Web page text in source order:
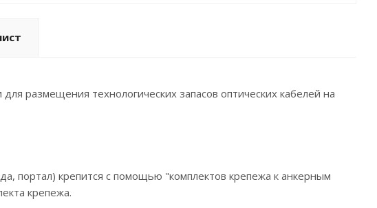
размещения технологических запасов оптических кабелей на
портал) крепится с помощью "комплектов крепежа к анкерным
крепежа.